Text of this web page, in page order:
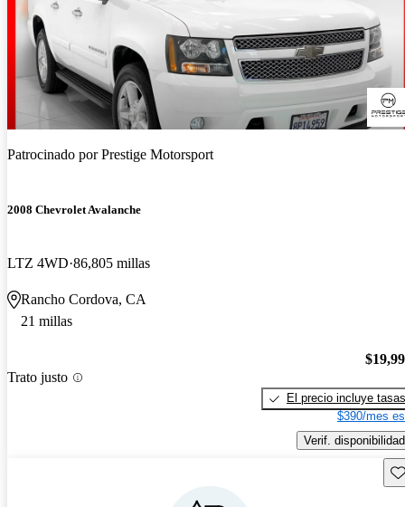
Patrocinado porPrestige Motorsport
2008 Chevrolet Avalanche
LTZ 4WD 86,805 millas
Rancho Cordova, CA
21 millas
Trato justo
El precio incluye tasas
$390/mes
Verif. disponibilidad